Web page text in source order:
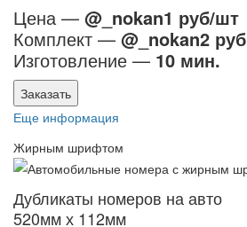
Цена — @_nokan1 руб/шт
Комплект — @_nokan2 руб
Изготовление — 10 мин.
Заказать
Еще информация
Жирным шрифтом
Дубликаты номеров на авто
520мм х 112мм